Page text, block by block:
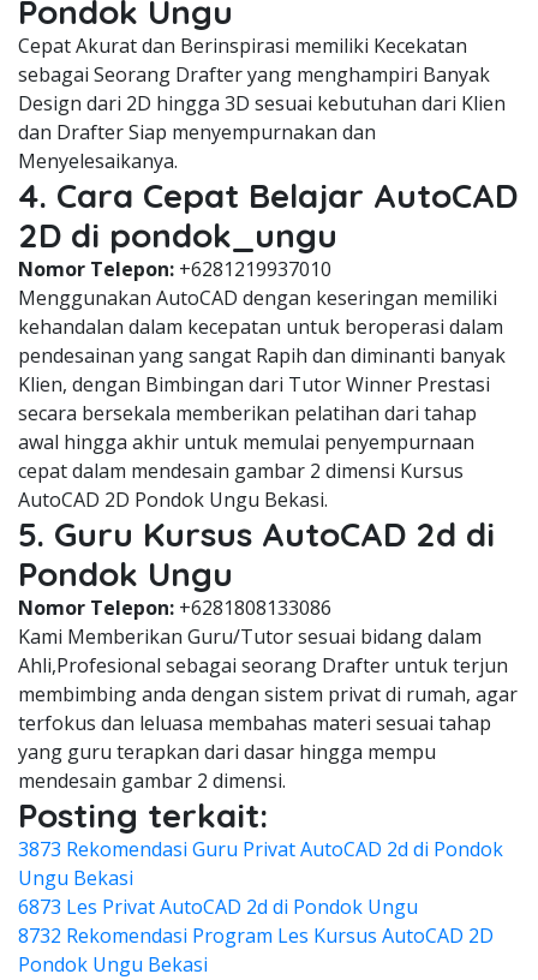
Pondok Ungu
Cepat Akurat dan Berinspirasi memiliki Kecekatan
sebagai Seorang Drafter yang menghampiri Banyak
Design dari 2D hingga 3D sesuai kebutuhan dari Klien
dan Drafter Siap menyempurnakan dan
Menyelesaikanya.
4. Cara Cepat Belajar AutoCAD
2D di pondok_ungu
Nomor Telepon: +6281219937010
Menggunakan AutoCAD dengan keseringan memiliki
kehandalan dalam kecepatan untuk beroperasi dalam
pendesainan yang sangat Rapih dan diminanti banyak
Klien, dengan Bimbingan dari Tutor Winner Prestasi
secara bersekala memberikan pelatihan dari tahap
awal hingga akhir untuk memulai penyempurnaan
cepat dalam mendesain gambar 2 dimensi Kursus
AutoCAD 2D Pondok Ungu Bekasi.
5. Guru Kursus AutoCAD 2d di
Pondok Ungu
Nomor Telepon: +6281808133086
Kami Memberikan Guru/Tutor sesuai bidang dalam
Ahli,Profesional sebagai seorang Drafter untuk terjun
membimbing anda dengan sistem privat di rumah, agar
terfokus dan leluasa membahas materi sesuai tahap
yang guru terapkan dari dasar hingga mempu
mendesain gambar 2 dimensi.
Posting terkait:
3873 Rekomendasi Guru Privat AutoCAD 2d di Pondok
Ungu Bekasi
6873 Les Privat AutoCAD 2d di Pondok Ungu
8732 Rekomendasi Program Les Kursus AutoCAD 2D
Pondok Ungu Bekasi